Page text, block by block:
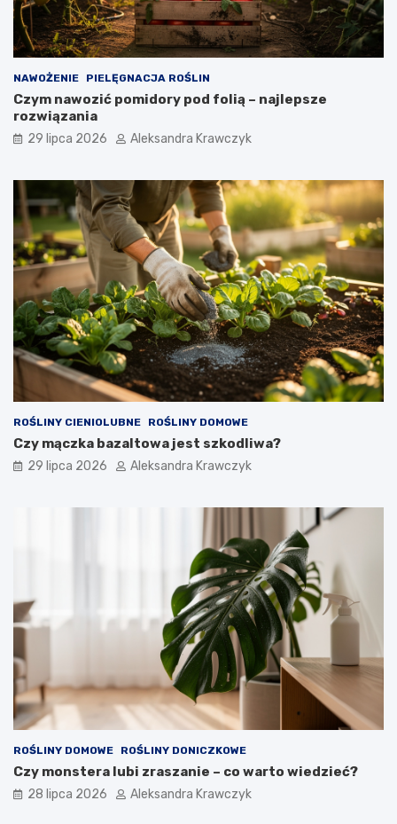
NAWOŻENIE PIELĘGNACJA ROŚLIN
Czym nawozić pomidory pod folią – najlepsze
rozwiązania
29 lipca 2026 Aleksandra Krawczyk
ROŚLINY CIENIOLUBNE ROŚLINY DOMOWE
Czy mączka bazaltowa jest szkodliwa?
29 lipca 2026 Aleksandra Krawczyk
ROŚLINY DOMOWE ROŚLINY DONICZKOWE
Czy monstera lubi zraszanie – co warto wiedzieć?
28 lipca 2026 Aleksandra Krawczyk